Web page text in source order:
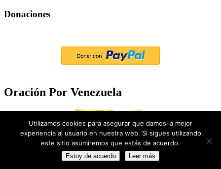
Donaciones
Oración Por Venezuela
Tema WordPress: Wellington por ThemeZee.
Utilizamos cookies para asegurar que damos la mejor
experiencia al usuario en nuestra web. Si sigues utilizando
este sitio asumiremos que estás de acuerdo.
Estoy de acuerdo Leer más